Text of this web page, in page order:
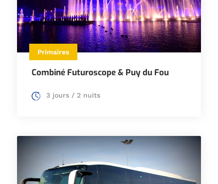
Primaires
Combiné Futuroscope & Puy du Fou
3 jours / 2 nuits